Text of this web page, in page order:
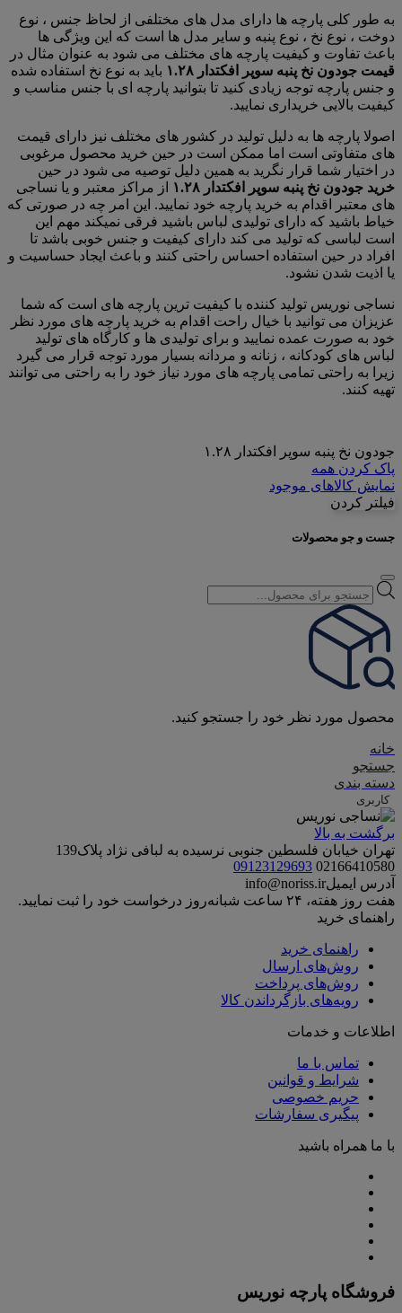
به طور کلی پارچه ها دارای مدل های مختلفی از لحاظ جنس ، نوع
دوخت ، نوع نخ ، نوع پنبه و سایر مدل ها است که این ویژگی ها
باعث تفاوت و کیفیت پارچه های مختلف می شود به عنوان مثال در
قیمت جودون نخ پنبه سوپر افکتدار ۱.۲۸
باید به نوع نخ استفاده شده
و جنس پارچه توجه زیادی کنید تا بتوانید پارچه ای با جنس مناسب و
کیفیت بالایی خریداری نمایید.
اصولا پارچه ها به دلیل تولید در کشور های مختلف نیز دارای قیمت
های متفاوتی است اما ممکن است در حین خرید محصول مرغوبی
در اختیار شما قرار نگرید به همین دلیل توصیه می شود در حین
خرید جودون نخ پنبه سوپر افکتدار ۱.۲۸
از مراکز معتبر و یا نساجی
های معتبر اقدام به خرید پارچه خود نمایید. این امر چه در صورتی که
خیاط باشید که دارای تولیدی لباس باشید فرقی نمیکند مهم این
است لباسی که تولید می کند دارای کیفیت و جنس خوبی باشد تا
افراد در حین استفاده احساس راحتی کنند و باعث ایجاد حساسیت و
یا اذیت شدن نشود.
نساجی نوریس تولید کننده با کیفیت ترین پارچه های است که شما
عزیزان می توانید با خیال راحت اقدام به خرید پارچه های مورد نظر
خود به صورت عمده نمایید و برای تولیدی ها و کارگاه های تولید
لباس های کودکانه ، زنانه و مردانه بسیار مورد توجه قرار می گیرد
زیرا به راحتی تمامی پارچه های مورد نیاز خود را به راحتی می توانند
تهیه کنند.
جودون نخ پنبه سوپر افکتدار ۱.۲۸
پاک کردن همه
نمایش کالاهای موجود
فیلتر کردن
جست و جو محصولات
Products
search
محصول مورد نظر خود را جستجو کنید.
خانه
جستجو
دسته بندی
کاربری
برگشت به بالا
تهران خیابان فلسطین جنوبی نرسیده به لبافی نژاد پلاک139
02166410580
09123129693
آدرس ایمیلinfo@noriss.ir
هفت روز هفته، ۲۴ ساعت شبانه‌روز درخواست خود را ثبت نمایید.
راهنمای خرید
راهنمای خرید
روش‌های ارسال
روش‌های پرداخت
رویه‌های بازگرداندن کالا
اطلاعات و خدمات
تماس با ما
شرایط و قوانین
حریم خصوصی
پیگیری سفارشات
با ما همراه باشید
فروشگاه پارچه نوریس